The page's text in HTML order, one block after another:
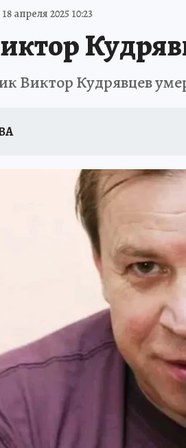
НА СЕБЕ
18 апреля 2025 10:23
Виктор Кудрявцев